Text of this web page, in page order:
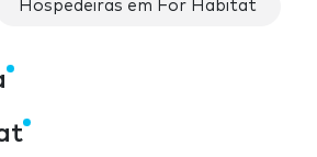
Hospedeiras em For Habitat